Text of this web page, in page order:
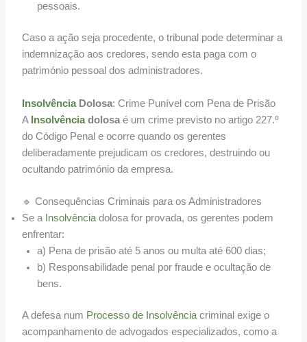
pessoais.
Caso a ação seja procedente, o tribunal pode determinar a
indemnização aos credores, sendo esta paga com o
património pessoal dos administradores.
InsolvênciaDolosa: Crime Punível com Pena de Prisão
A Insolvênciadolosaé um crime previsto no artigo 227.º
do Código Penal e ocorre quando os gerentes
deliberadamente prejudicam os credores, destruindo ou
ocultando património da empresa.
🔹 Consequências Criminais para os Administradores
Se a Insolvênciadolosa for provada, os gerentes podem
enfrentar:
a) Pena de prisão até 5 anos ou multa até 600 dias;
b) Responsabilidade penal por fraude e ocultação de
bens.
A defesa num Processo de Insolvênciacriminal exige o
acompanhamento de advogados especializados, como a